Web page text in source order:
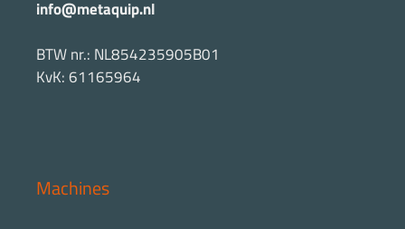
info@metaquip.nl
BTW nr.: NL854235905B01
KvK: 61165964
Machines